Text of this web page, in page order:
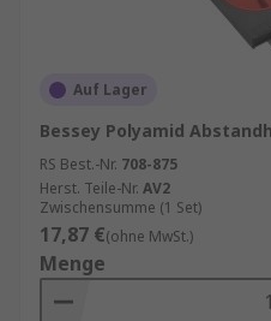
Auf Lager
Bessey Polyamid
RS Best.-Nr. 708-875
Herst. Teile-Nr. AV2
Zwischensumme (1 Set)
17,87 €(ohne MwSt.)
Menge